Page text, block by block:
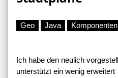
Geo Java Komponenten
Ich habe den neulich
unterstützt ein wenig erweitert